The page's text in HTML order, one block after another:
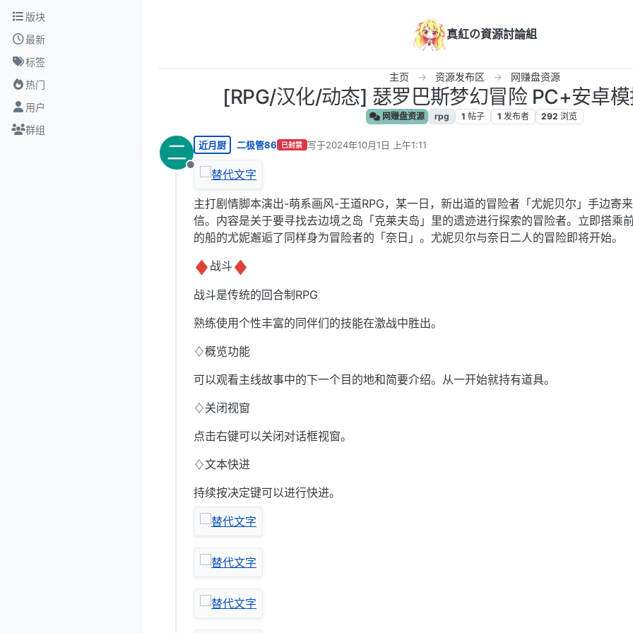
跳转至内容
版块
最新
标签
热门
用户
群组
真紅の資源討論組
主页 资源发布区 网赚盘资源
[RPG/汉化/动态] 瑟罗巴斯梦幻冒险 PC+安卓
网赚盘资源 rpg 1 帖子 1 发布者 292 浏览
二
离线
近月厨 二极管86 已封禁 写于2024年10月1日 上午1:11
最后由 编辑
主打剧情脚本演出-萌系画风-王道RPG，某一日，新出道的冒险者「尤妮贝尔」手边寄
信。内容是关于要寻找去边境之岛「克莱夫岛」里的遗迹进行探索的冒险者。立即搭乘
的船的尤妮邂逅了同样身为冒险者的「奈日」。尤妮贝尔与奈日二人的冒险即将开始。
️战斗
战斗是传统的回合制RPG
熟练使用个性丰富的同伴们的技能在激战中胜出。
♢概览功能
可以观看主线故事中的下一个目的地和简要介绍。从一开始就持有道具。
♢关闭视窗
点击右键可以关闭对话框视窗。
♢文本快进
持续按决定键可以进行快进。